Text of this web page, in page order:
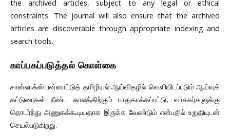
the archived articles, subject to any legal or ethical
constraints. The journal will also ensure that the archived
articles are discoverable through appropriate indexing and
search tools.
காப்பகப்படுத்தல் கொள்கை
சான்லாக்ஸ் பன்னாட்டுத் தமிழியல் ஆய்விதழில் வெளியிடப்படும் ஆய்வுக்
கட்டுரைகள் நீண்ட காலத்திற்கும் பாதுகாக்கப்பட்டு, வாசகர்களுக்கு
தொடர்ந்து அணுகக்கூடியதாக இருக்க வேண்டும் என்பதில் உறுதியுடன்
செயல்படுகிறது.